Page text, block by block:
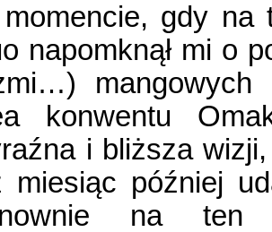
gdy na
napomknął mi o
mangowych
konwentu
i bliższa
miesiąc później
na ten